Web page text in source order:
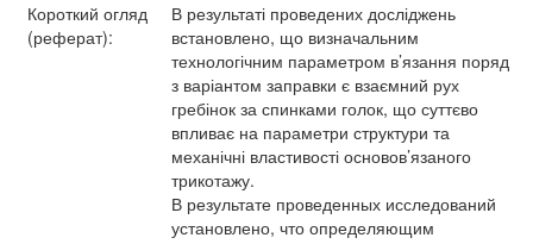
Короткий огляд
(реферат):
В результаті проведених досліджень
встановлено, що визначальним
технологічним параметром в’язання поряд
з варіантом заправки є взаємний рух
гребінок за спинками голок, що суттєво
впливає на параметри структури та
механічні властивості основов’язаного
трикотажу.
В результате проведенных исследований
установлено, что определяющим